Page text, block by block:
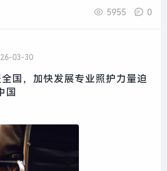
5955 0
03-30
全国，加快发展专业照护力量迫
国